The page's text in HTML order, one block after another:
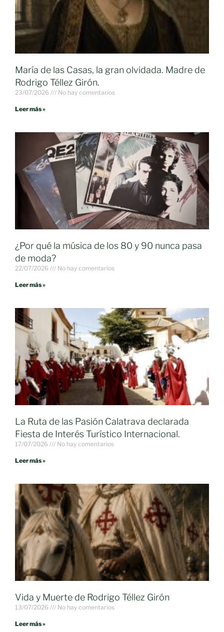
María de las Casas, la gran olvidada. Madre de
Rodrigo Téllez Girón.
23/07/2026 No hay comentarios
Leer más »
¿Por qué la música de los 80 y 90 nunca pasa
de moda?
22/07/2026 No hay comentarios
Leer más »
La Ruta de las Pasión Calatrava declarada
Fiesta de Interés Turístico Internacional.
17/07/2026 No hay comentarios
Leer más »
Vida y Muerte de Rodrigo Téllez Girón
13/07/2026 No hay comentarios
Leer más »